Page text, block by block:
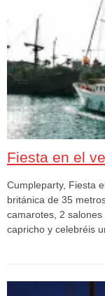
Fiesta en el
Cumpleparty, Fiesta
británica de 35
camarotes, 2
capricho y celebréis